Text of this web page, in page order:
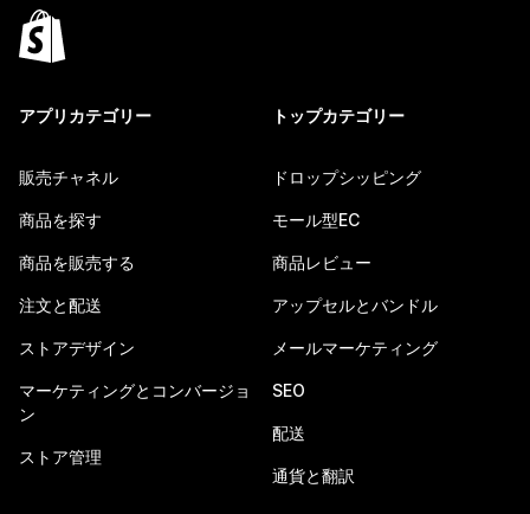
アプリカテゴリー
販売チャネル
商品を探す
商品を販売する
注文と配送
ストアデザイン
マーケティングとコンバージョ
ン
ストア管理
トップカテゴリー
ドロップシッピング
モール型EC
商品レビュー
アップセルとバンドル
メールマーケティング
SEO
配送
通貨と翻訳